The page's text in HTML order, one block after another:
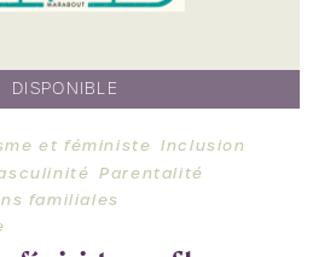
DISPONIBLE
et féministe Inclusion
Parentalité
familiales